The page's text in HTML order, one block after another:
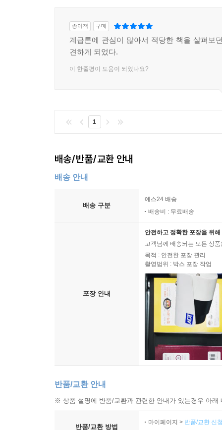
종이책 구매
계급론에 관심이 많아서 적당한 책을 살펴보
견하게 되었다.
이 한줄평이 도움이 되었나요?
1
배송/반품/교환 안내
배송 안내
배송 구분
예스24 배송
배송비 : 무료배송
포장 안내
안전하고 정확한 포장을 위
고객님께 배송되는 모든 상
목적 : 안전한 포장 관리
촬영범위 : 박스 포장 작업
반품/교환 안내
※ 상품 설명에 반품/교환과 관련한 안내가 있는경우 아
반품/교환 방법
마이페이지 > 반품/교환 신